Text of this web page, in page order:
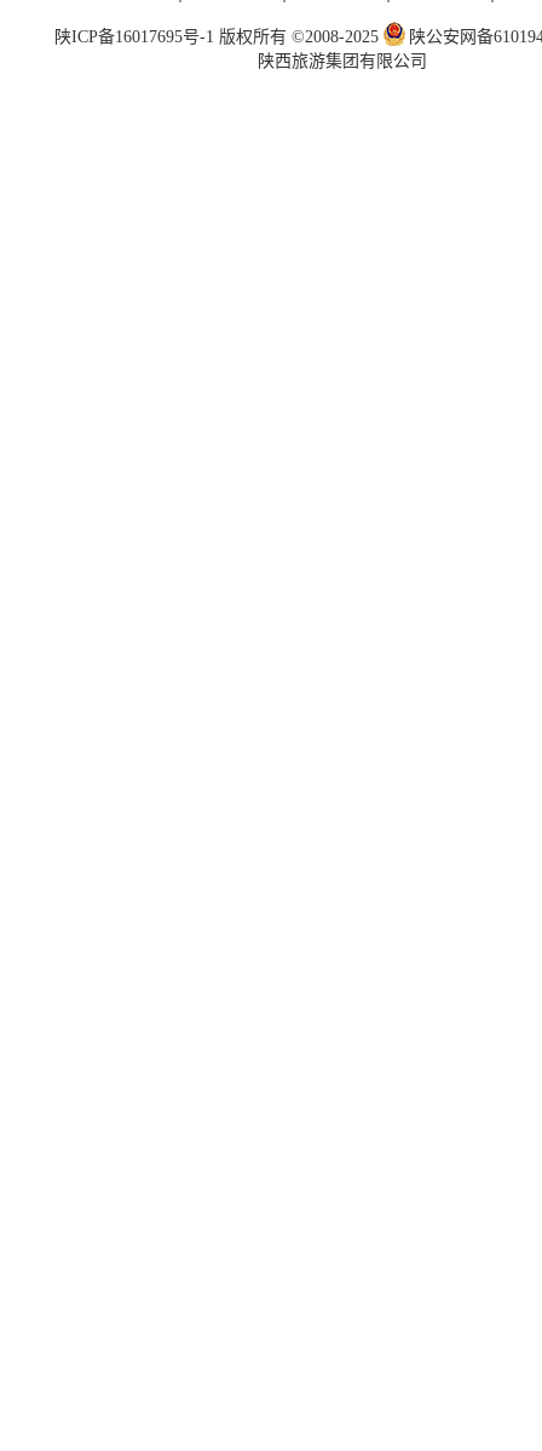
陕ICP备16017695号-1 版权所有 ©2008-2025
陕公安网备
陕西旅游集团有限公司